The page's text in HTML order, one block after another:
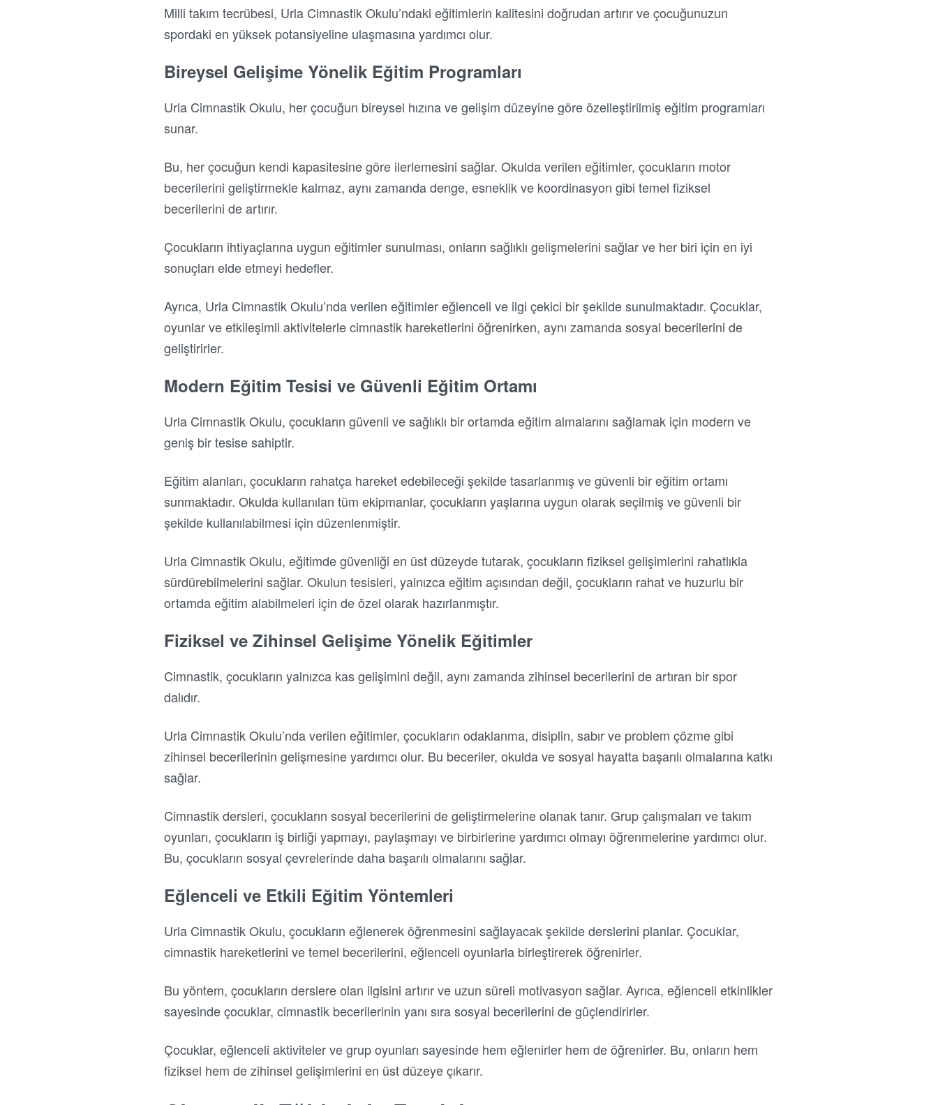
Milli takım tecrübesi, Urla Cimnastik Okulu’ndaki eğitimlerin kalitesini doğrudan artırır ve çocuğunuzun
spordaki en yüksek potansiyeline ulaşmasına yardımcı olur.
Bireysel Gelişime Yönelik Eğitim Programları
Urla Cimnastik Okulu, her çocuğun bireysel hızına ve gelişim düzeyine göre özelleştirilmiş eğitim programları
sunar.
Bu, her çocuğun kendi kapasitesine göre ilerlemesini sağlar. Okulda verilen eğitimler, çocukların motor
becerilerini geliştirmekle kalmaz, aynı zamanda denge, esneklik ve koordinasyon gibi temel fiziksel
becerilerini de artırır.
Çocukların ihtiyaçlarına uygun eğitimler sunulması, onların sağlıklı gelişmelerini sağlar ve her biri için en iyi
sonuçları elde etmeyi hedefler.
Ayrıca, Urla Cimnastik Okulu’nda verilen eğitimler eğlenceli ve ilgi çekici bir şekilde sunulmaktadır. Çocuklar,
oyunlar ve etkileşimli aktivitelerle cimnastik hareketlerini öğrenirken, aynı zamanda sosyal becerilerini de
geliştirirler.
Modern Eğitim Tesisi ve Güvenli Eğitim Ortamı
Urla Cimnastik Okulu, çocukların güvenli ve sağlıklı bir ortamda eğitim almalarını sağlamak için modern ve
geniş bir tesise sahiptir.
Eğitim alanları, çocukların rahatça hareket edebileceği şekilde tasarlanmış ve güvenli bir eğitim ortamı
sunmaktadır. Okulda kullanılan tüm ekipmanlar, çocukların yaşlarına uygun olarak seçilmiş ve güvenli bir
şekilde kullanılabilmesi için düzenlenmiştir.
Urla Cimnastik Okulu, eğitimde güvenliği en üst düzeyde tutarak, çocukların fiziksel gelişimlerini rahatlıkla
sürdürebilmelerini sağlar. Okulun tesisleri, yalnızca eğitim açısından değil, çocukların rahat ve huzurlu bir
ortamda eğitim alabilmeleri için de özel olarak hazırlanmıştır.
Fiziksel ve Zihinsel Gelişime Yönelik Eğitimler
Cimnastik, çocukların yalnızca kas gelişimini değil, aynı zamanda zihinsel becerilerini de artıran bir spor
dalıdır.
Urla Cimnastik Okulu’nda verilen eğitimler, çocukların odaklanma, disiplin, sabır ve problem çözme gibi
zihinsel becerilerinin gelişmesine yardımcı olur. Bu beceriler, okulda ve sosyal hayatta başarılı olmalarına katkı
sağlar.
Cimnastik dersleri, çocukların sosyal becerilerini de geliştirmelerine olanak tanır. Grup çalışmaları ve takım
oyunları, çocukların iş birliği yapmayı, paylaşmayı ve birbirlerine yardımcı olmayı öğrenmelerine yardımcı olur.
Bu, çocukların sosyal çevrelerinde daha başarılı olmalarını sağlar.
Eğlenceli ve Etkili Eğitim Yöntemleri
Urla Cimnastik Okulu, çocukların eğlenerek öğrenmesini sağlayacak şekilde derslerini planlar. Çocuklar,
cimnastik hareketlerini ve temel becerilerini, eğlenceli oyunlarla birleştirerek öğrenirler.
Bu yöntem, çocukların derslere olan ilgisini artırır ve uzun süreli motivasyon sağlar. Ayrıca, eğlenceli etkinlikler
sayesinde çocuklar, cimnastik becerilerinin yanı sıra sosyal becerilerini de güçlendirirler.
Çocuklar, eğlenceli aktiviteler ve grup oyunları sayesinde hem eğlenirler hem de öğrenirler. Bu, onların hem
fiziksel hem de zihinsel gelişimlerini en üst düzeye çıkarır.